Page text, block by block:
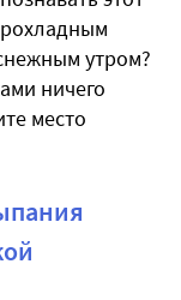
утром?
ничего
место